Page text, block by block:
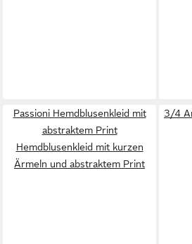
Passioni Hemdblusenkleid mit
abstraktem Print
Hemdblusenkleid mit kurzen
Ärmeln und abstraktem Print
3/4